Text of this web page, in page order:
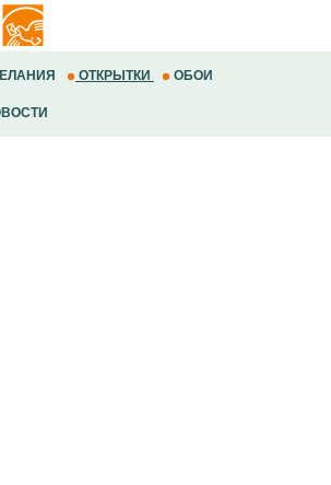
ОТКРЫТКИ ОБОИ